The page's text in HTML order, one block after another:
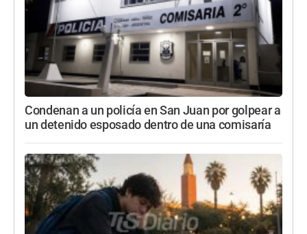
Condenan a un policía en San Juan por golpear a
un detenido esposado dentro de una comisaría